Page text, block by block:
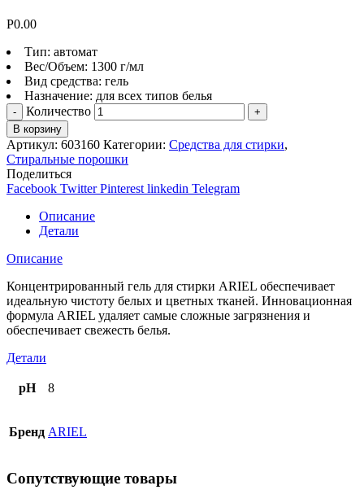
Р0.00
Тип: автомат
Вес/Объем: 1300 г/мл
Вид средства: гель
Назначение: для всех типов белья
Количество
В корзину
Артикул: 603160 Категории: Средства для стирки,
Стиральные порошки
Поделиться
Facebook Twitter Pinterest linkedin Telegram
Описание
Детали
Описание
Концентрированный гель для стирки ARIEL обеспечивает
идеальную чистоту белых и цветных тканей. Инновационная
формула ARIEL удаляет самые сложные загрязнения и
обеспечивает свежесть белья.
Детали
pH 8
Бренд ARIEL
Сопутствующие товары